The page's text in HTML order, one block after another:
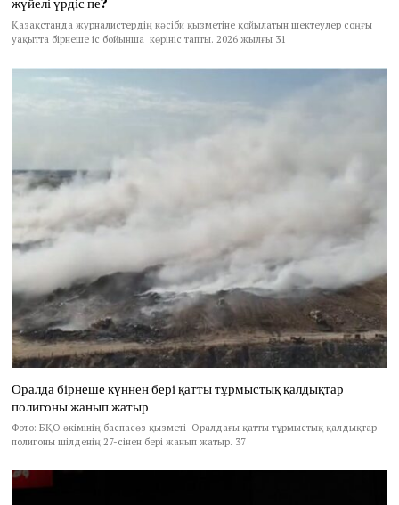
Қазақстанда журналистердің кәсіби қызметіне қойылатын шектеулер соңғы
уақытта бірнеше іс бойынша көрініс тапты. 2026 жылғы 31
Оралда бірнеше күннен бері қатты тұрмыстық қалдықтар
полигоны жанып жатыр
Фото: БҚО әкімінің баспасөз қызметі Оралдағы қатты тұрмыстық қалдықтар
полигоны шілденің 27-сінен бері жанып жатыр. 37